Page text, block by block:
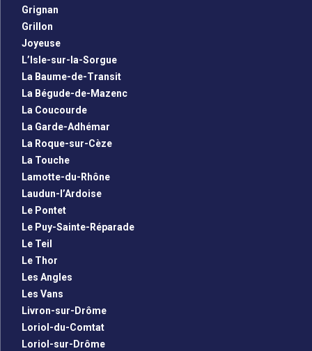
Grignan
Grillon
Joyeuse
L’Isle-sur-la-Sorgue
La Baume-de-Transit
La Bégude-de-Mazenc
La Coucourde
La Garde-Adhémar
La Roque-sur-Cèze
La Touche
Lamotte-du-Rhône
Laudun-l’Ardoise
Le Pontet
Le Puy-Sainte-Réparade
Le Teil
Le Thor
Les Angles
Les Vans
Livron-sur-Drôme
Loriol-du-Comtat
Loriol-sur-Drôme